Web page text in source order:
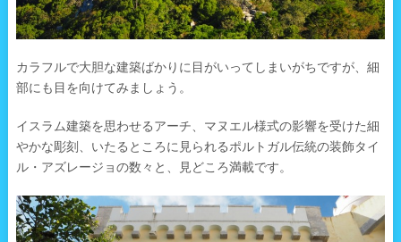
カラフルで大胆な建築ばかりに目がいってしまいがちですが、細
部にも目を向けてみましょう。
イスラム建築を思わせるアーチ、マヌエル様式の影響を受けた細
やかな彫刻、いたるところに見られるポルトガル伝統の装飾タイ
ル・アズレージョの数々と、見どころ満載です。